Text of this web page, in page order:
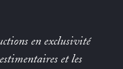
en exclusivité
et les